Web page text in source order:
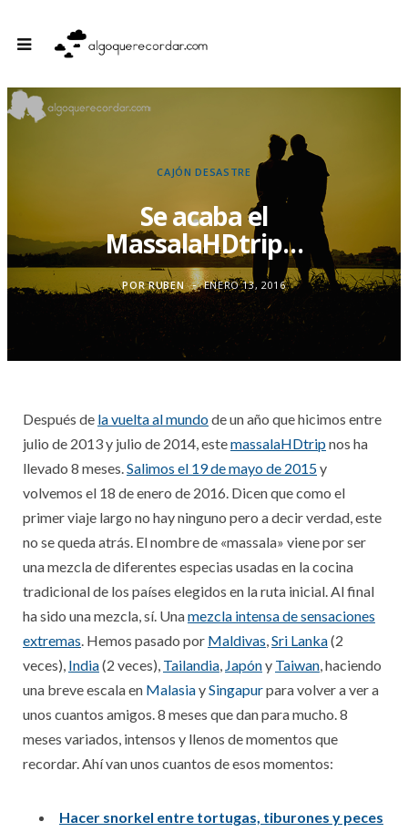
CAJÓN DESASTRE
Se acaba el
MassalaHDtrip…
PORRUBEN ENERO 13, 2016
Después de la vuelta al mundode un año que hicimos entre
julio de 2013 y julio de 2014, estemassalaHDtripnos ha
llevado 8 meses.Salimos el 19 de mayo de 2015y
volvemos el 18 de enero de 2016. Dicen que como el
primer viaje largo no hay ninguno pero a decir verdad, este
no se queda atrás. El nombre de «massala» viene por ser
una mezcla de diferentes especias usadas en la cocina
tradicional de los países elegidos en la ruta inicial. Al final
ha sido una mezcla, sí. Unamezcla intensa de sensaciones
extremas. Hemos pasado por Maldivas,Sri Lanka(2
veces), India(2 veces), Tailandia, Japóny Taiwan, haciendo
una breve escala en MalasiaySingapurpara volver a ver a
unos cuantos amigos. 8 meses que dan para mucho. 8
meses variados, intensos y llenos de momentos que
recordar. Ahí van unos cuantos de esos momentos:
Hacer snorkel entre tortugas, tiburones y peces